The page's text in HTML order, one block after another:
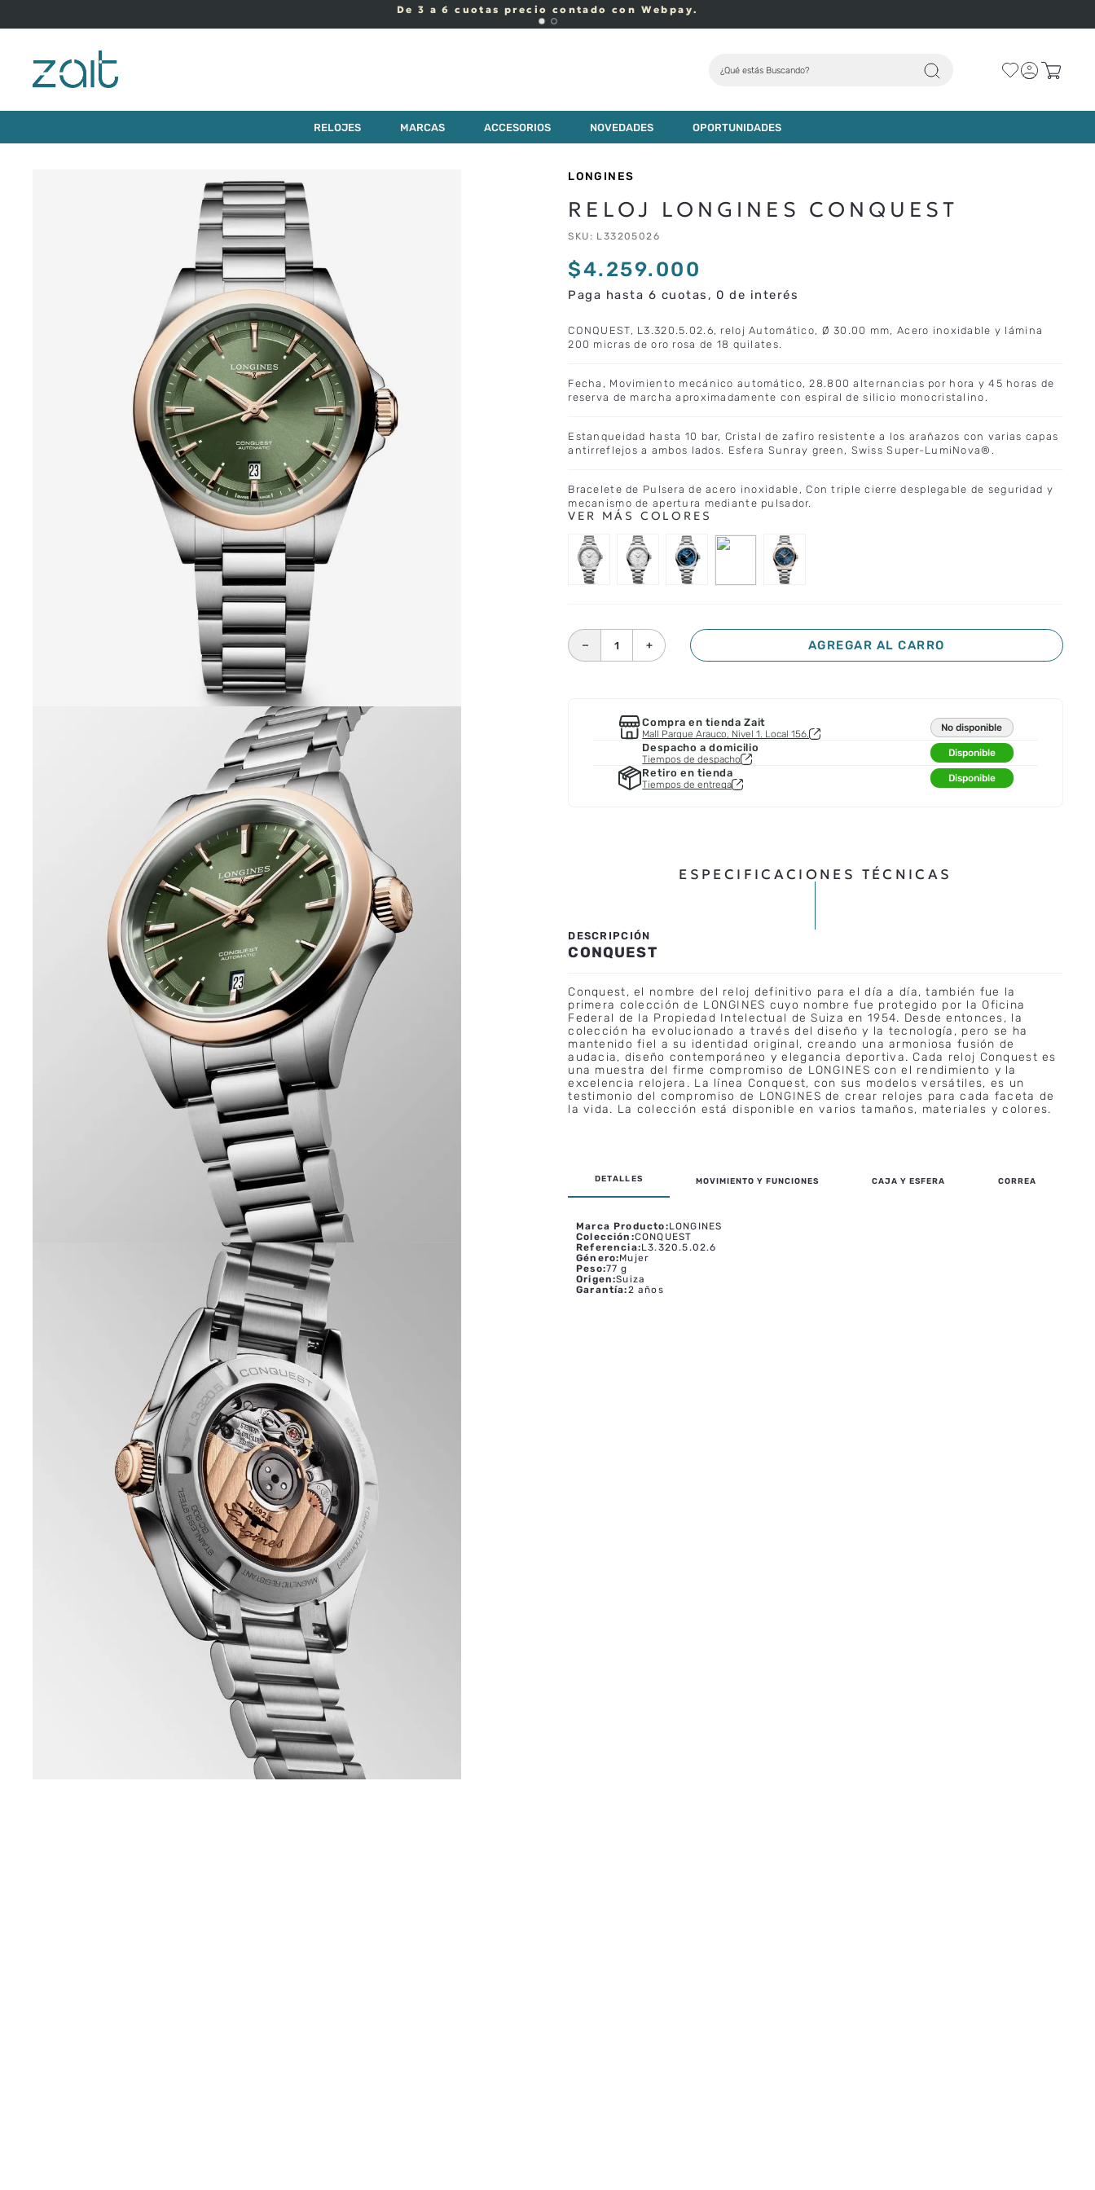
De 3 a 6 cuotas precio contado con Webpay.
¿Qué estás Buscando?
RELOJES MARCAS ACCESORIOS NOVEDADES OPORTUNIDADES
RELOJ LONGINES CONQUEST AGREGAR AL CARRO
LONGINES
RELOJ LONGINES CONQUEST
SKU : L33205026
$4.259.000
Paga hasta 6 cuotas, 0 de interés
CONQUEST, L3.320.5.02.6, reloj Automático, Ø 30.00 mm, Acero inoxidable y lámina
200 micras de oro rosa de 18 quilates.
Fecha, Movimiento mecánico automático, 28.800 alternancias por hora y 45 horas de
reserva de marcha aproximadamente con espiral de silicio monocristalino.
Estanqueidad hasta 10 bar, Cristal de zafiro resistente a los arañazos con varias capas
antirreflejos a ambos lados. Esfera Sunray green, Swiss Super-LumiNova®.
Bracelete de Pulsera de acero inoxidable, Con triple cierre desplegable de seguridad y
mecanismo de apertura mediante pulsador.
＋
－ AGREGAR AL CARRO
Compra en tienda Zait
Mall Parque Arauco, Nivel 1. Local 156.
No disponible
Despacho a domicilio
Tiempos de despacho
Disponible
Retiro en tienda
Tiempos de entrega
Disponible
ESPECIFICACIONES TÉCNICAS
CONQUEST
Conquest, el nombre del reloj definitivo para el día a día, también fue la
primera colección de LONGINES cuyo nombre fue protegido por la Oficina
Federal de la Propiedad Intelectual de Suiza en 1954. Desde entonces, la
colección ha evolucionado a través del diseño y la tecnología, pero se ha
mantenido fiel a su identidad original, creando una armoniosa fusión de
audacia, diseño contemporáneo y elegancia deportiva. Cada reloj Conquest es
una muestra del firme compromiso de LONGINES con el rendimiento y la
excelencia relojera. La línea Conquest, con sus modelos versátiles, es un
testimonio del compromiso de LONGINES de crear relojes para cada faceta de
la vida. La colección está disponible en varios tamaños, materiales y colores.
MOVIMIENTO Y FUNCIONES CAJA Y ESFERA CORREA
Marca Producto:LONGINES
Colección :CONQUEST
Referencia:L3.320.5.02.6
Género:Mujer
Peso:77 g
Origen:Suiza
Garantía:2 años